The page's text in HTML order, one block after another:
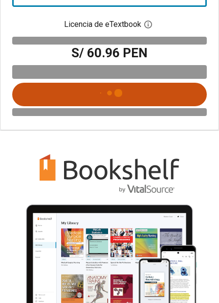
Licencia de eTextbook Abre el cuadro de
S/ 60.96 PEN